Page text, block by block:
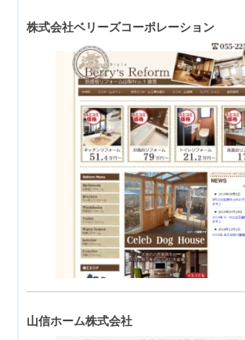
株式会社ベリーズコーポレーション
山信ホーム株式会社